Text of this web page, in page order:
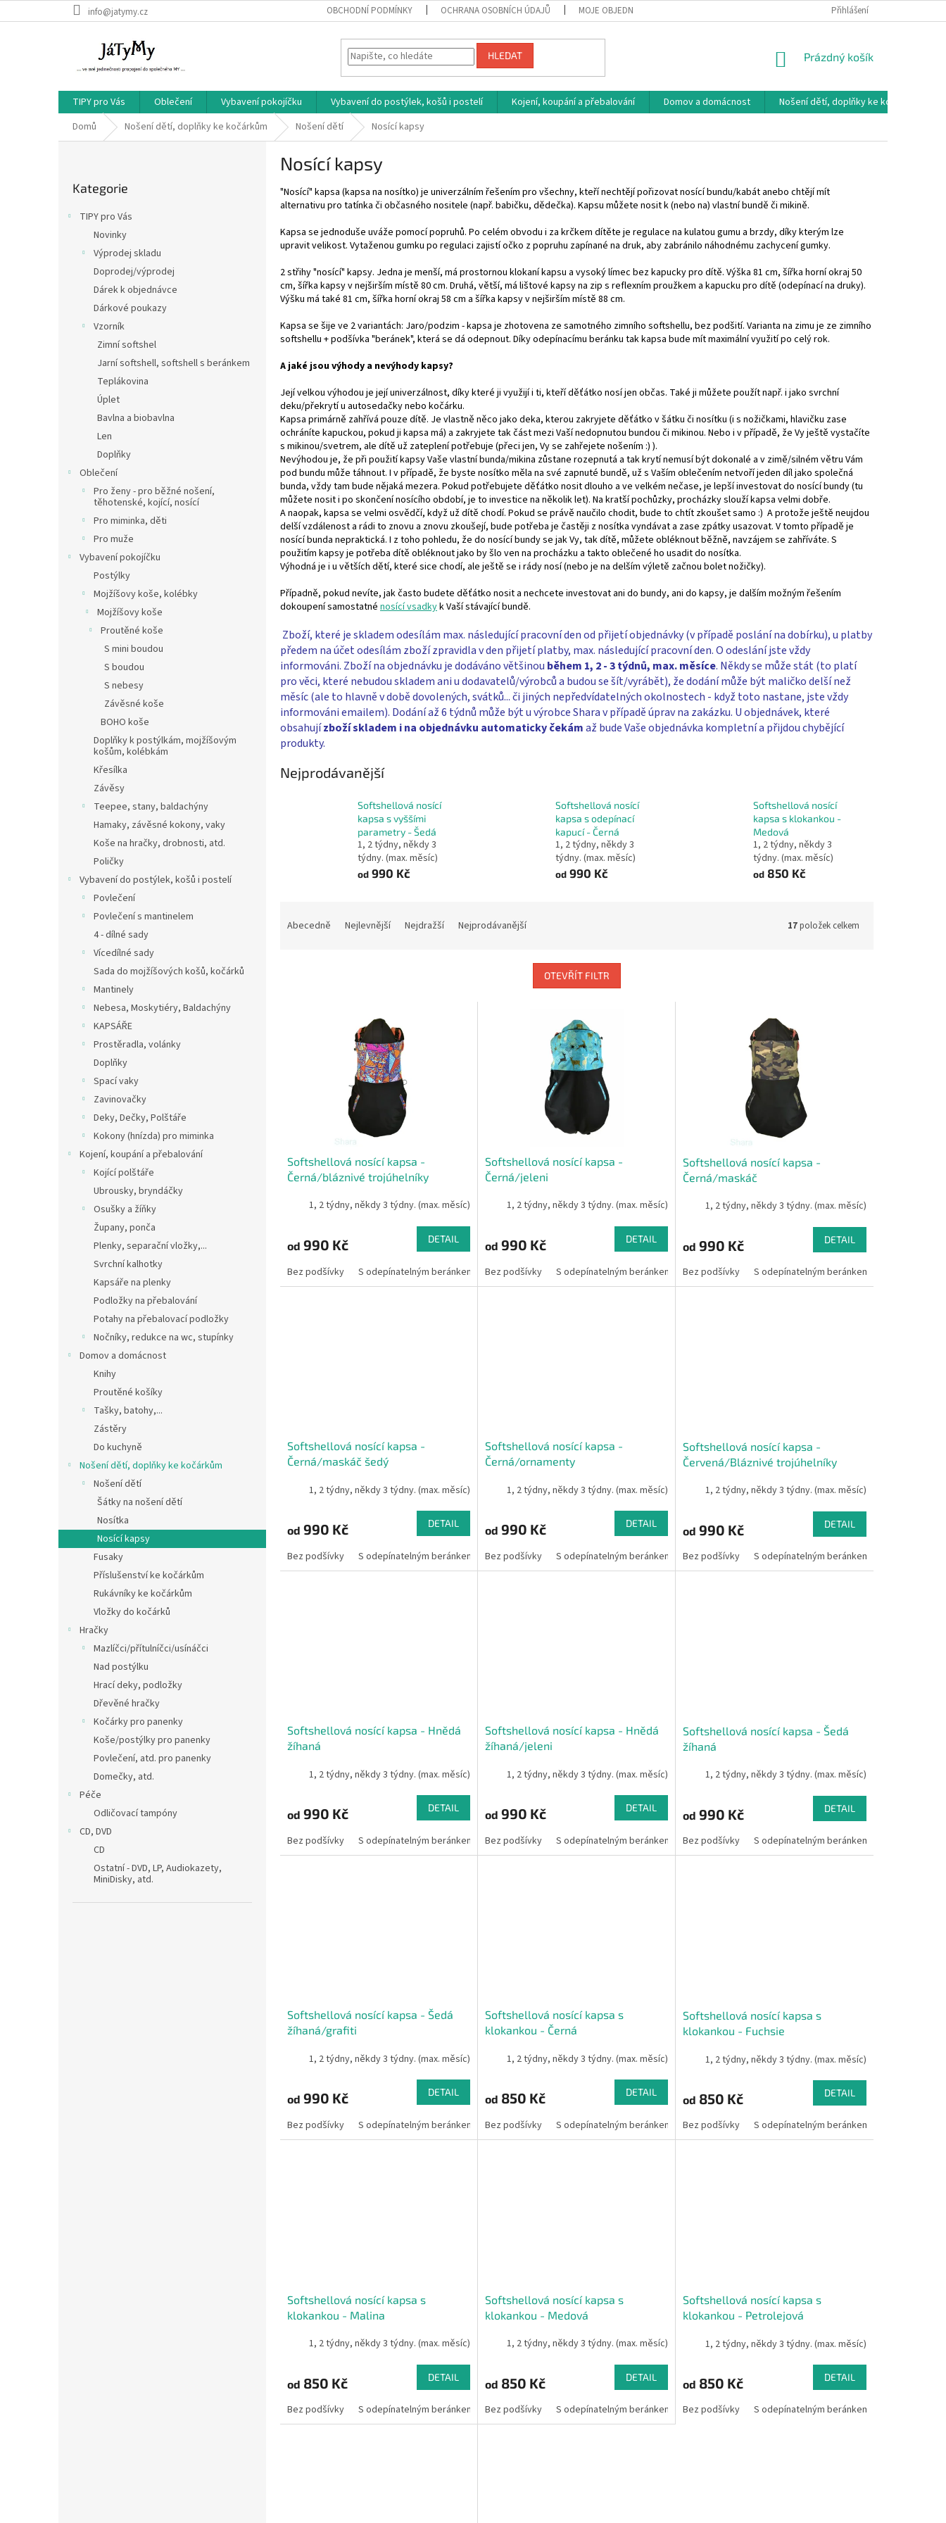
na
info@jatymy.cz OBCHODNÍ PODMÍNKY OCHRANA OSOBNÍCH ÚDAJŮ MOJE OBJEDNÁVKA DOPRAVA, PLATBY A
Přihlášení
HLEDAT
NÁKUPNÍ
Prázdný košík
TIPY pro Vás Oblečení Vybavení pokojíčku Vybavení do postýlek, košů i postelí Kojení, koupání a přebalování Domov a domácnost
Nošení dětí, doplňky ke kočárkům
Domů
Nošení dětí, doplňky ke kočárkům Nošení dětí Nosící kapsy
kategorie
Kategorie
TIPY pro Vás
Novinky
Výprodej skladu
Doprodej/výprodej
Dárek k objednávce
Dárkové poukazy
Vzorník
Zimní softshel
Jarní softshell, softshell s beránkem
Teplákovina
Úplet
Bavlna a biobavlna
Len
Doplňky
Oblečení
Pro ženy - pro běžné nošení,
těhotenské, kojící, nosící
Pro miminka, děti
Pro muže
Vybavení pokojíčku
Postýlky
Mojžíšovy koše, kolébky
Mojžíšovy koše
Proutěné koše
S mini boudou
S boudou
S nebesy
Závěsné koše
BOHO koše
Doplňky k postýlkám, mojžíšovým
košům, kolébkám
Křesílka
Závěsy
Teepee, stany, baldachýny
Hamaky, závěsné kokony, vaky
Koše na hračky, drobnosti, atd.
Poličky
Vybavení do postýlek, košů i postelí
Povlečení
Povlečení s mantinelem
4 - dílné sady
Vícedílné sady
Sada do mojžíšových košů, kočárků
Mantinely
Nebesa, Moskytiéry, Baldachýny
KAPSÁŘE
Prostěradla, volánky
Doplňky
Spací vaky
Zavinovačky
Deky, Dečky, Polštáře
Kokony (hnízda) pro miminka
Kojení, koupání a přebalování
Kojící polštáře
Ubrousky, bryndáčky
Osušky a žíňky
Župany, ponča
Plenky, separační vložky,...
Svrchní kalhotky
Kapsáře na plenky
Podložky na přebalování
Potahy na přebalovací podložky
Nočníky, redukce na wc, stupínky
Domov a domácnost
Knihy
Proutěné košíky
Tašky, batohy,...
Zástěry
Do kuchyně
Nošení dětí, doplňky ke kočárkům
Nošení dětí
Šátky na nošení dětí
Nosítka
Nosící kapsy
Fusaky
Příslušenství ke kočárkům
Rukávníky ke kočárkům
Vložky do kočárků
Hračky
Mazlíčci/přítulníčci/usínáčci
Nad postýlku
Hrací deky, podložky
Dřevěné hračky
Kočárky pro panenky
Koše/postýlky pro panenky
Povlečení, atd. pro panenky
Domečky, atd.
Péče
Odličovací tampóny
CD, DVD
CD
Ostatní - DVD, LP, Audiokazety,
MiniDisky, atd.
Nosící kapsy
"Nosící" kapsa (kapsa na nosítko) je univerzálním řešením pro všechny, kteří nechtějí pořizovat nosící bundu/kabát anebo chtějí mít
alternativu pro tatínka či občasného nositele (např. babičku, dědečka). Kapsu můžete nosit k (nebo na) vlastní bundě či mikině.
Kapsa se jednoduše uváže pomocí popruhů. Po celém obvodu i za krčkem dítěte je regulace na kulatou gumu a brzdy, díky kterým lze
upravit velikost. Vytaženou gumku po regulaci zajistí očko z popruhu zapínané na druk, aby zabránilo náhodnému zachycení gumky.
2 střihy "nosící" kapsy. Jedna je menší, má prostornou klokaní kapsu a vysoký límec bez kapucky pro dítě. Výška 81 cm, šířka horní okraj 50
cm, šířka kapsy v nejširším místě 80 cm. Druhá, větší, má lištové kapsy na zip s reflexním proužkem a kapucku pro dítě (odepínací na druky).
Výšku má také 81 cm, šířka horní okraj 58 cm a šířka kapsy v nejširším místě 88 cm.
Kapsa se šije ve 2 variantách: Jaro/podzim - kapsa je zhotovena ze samotného zimního softshellu, bez podšití. Varianta na zimu je ze zimního
softshellu + podšívka "beránek", která se dá odepnout. Díky odepínacímu beránku tak kapsa bude mít maximální využití po celý rok.
A jaké jsou výhody a nevýhody kapsy?
Její velkou výhodou je její univerzálnost, díky které ji využijí i ti, kteří děťátko nosí jen občas. Také ji můžete použít např. i jako svrchní
deku/překrytí u autosedačky nebo kočárku.
Kapsa primárně zahřívá pouze dítě. Je vlastně něco jako deka, kterou zakryjete děťátko v šátku či nosítku (i s nožičkami, hlavičku zase
ochráníte kapuckou, pokud ji kapsa má) a zakryjete tak část mezi Vaší nedopnutou bundou či mikinou. Nebo i v případě, že Vy ještě vystačíte
s mikinou/svetrem, ale dítě už zateplení potřebuje (přeci jen, Vy se zahřejete nošením :) ).
Nevýhodou je, že při použití kapsy Vaše vlastní bunda/mikina zůstane rozepnutá a tak krytí nemusí být dokonalé a v zimě/silném větru Vám
pod bundu může táhnout. I v případě, že byste nosítko měla na své zapnuté bundě, už s Vaším oblečením netvoří jeden díl jako společná
bunda, vždy tam bude nějaká mezera. Pokud potřebujete děťátko nosit dlouho a ve velkém nečase, je lepší investovat do nosící bundy (tu
můžete nosit i po skončení nosícího období, je to investice na několik let). Na kratší pochůzky, procházky slouží kapsa velmi dobře.
A naopak, kapsa se velmi osvědčí, když už dítě chodí. Pokud se právě naučilo chodit, bude to chtít zkoušet samo :) A protože ještě neujdou
delší vzdálenost a rádi to znovu a znovu zkoušejí, bude potřeba je častěji z nosítka vyndávat a zase zpátky usazovat. V tomto případě je
nosící bunda nepraktická. I z toho pohledu, že do nosící bundy se jak Vy, tak dítě, můžete obléknout běžně, navzájem se zahříváte. S
použitím kapsy je potřeba dítě obléknout jako by šlo ven na procházku a takto oblečené ho usadit do nosítka.
Výhodná je i u větších dětí, které sice chodí, ale ještě se i rády nosí (nebo je na delším výletě začnou bolet nožičky).
Případně, pokud nevíte, jak často budete děťátko nosit a nechcete investovat ani do bundy, ani do kapsy, je dalším možným řešením
dokoupení samostatné nosící vsadkyk Vaší stávající bundě.
Zboží, které je skladem odesílám max. následující pracovní den od přijetí objednávky (v případě poslání na dobírku), u platby
předem na účet odesílám zboží zpravidla v den přijetí platby, max. následující pracovní den. O odeslání jste vždy
informováni. Zboží na objednávku je dodáváno většinou během 1, 2 - 3 týdnů, max. měsíce. Někdy se může stát (to platí
pro věci, které nebudou skladem ani u dodavatelů/výrobců a budou se šít/vyrábět), že dodání může být maličko delší než
měsíc (ale to hlavně v době dovolených, svátků... či jiných nepředvídatelných okolnostech - když toto nastane, jste vždy
informováni emailem). Dodání až 6 týdnů může být u výrobce Shara v případě úprav na zakázku. U objednávek, které
obsahujízboží skladem i na objednávku automaticky čekámaž bude Vaše objednávka kompletní a přijdou chybějící
produkty.
Nejprodávanější
Softshellová nosící
kapsa s vyššími
parametry - Šedá
1, 2 týdny, někdy 3
týdny. (max. měsíc)
od 990 Kč
Softshellová nosící
kapsa s odepínací
kapucí - Černá
1, 2 týdny, někdy 3
týdny. (max. měsíc)
od990 Kč
Softshellová nosící
kapsa s klokankou -
Medová
1, 2 týdny, někdy 3
týdny. (max. měsíc)
od850 Kč
Abecedně Nejlevnější Nejdražší Nejprodávanější 17položek celkem
OTEVŘÍT FILTR
Softshellová nosící kapsa -
Černá/bláznivé trojúhelníky
1, 2 týdny, někdy 3 týdny. (max. měsíc)
od 990 Kč DETAIL
Bez podšívky S odepínatelným beránkem
Softshellová nosící kapsa -
Černá/jeleni
1, 2 týdny, někdy 3 týdny. (max. měsíc)
od 990 Kč DETAIL
Bez podšívky S odepínatelným beránkem
Softshellová nosící kapsa -
Černá/maskáč
1, 2 týdny, někdy 3 týdny. (max. měsíc)
od 990 Kč DETAIL
Bez podšívky S odepínatelným beránkem
Softshellová nosící kapsa -
Černá/maskáč šedý
1, 2 týdny, někdy 3 týdny. (max. měsíc)
od 990 Kč DETAIL
Bez podšívky S odepínatelným beránkem
Softshellová nosící kapsa -
Černá/ornamenty
1, 2 týdny, někdy 3 týdny. (max. měsíc)
od 990 Kč DETAIL
Bez podšívky S odepínatelným beránkem
Softshellová nosící kapsa -
Červená/Bláznivé trojúhelníky
1, 2 týdny, někdy 3 týdny. (max. měsíc)
od 990 Kč DETAIL
Bez podšívky S odepínatelným beránkem
Softshellová nosící kapsa - Hnědá
žíhaná
1, 2 týdny, někdy 3 týdny. (max. měsíc)
od 990 Kč DETAIL
Bez podšívky S odepínatelným beránkem
Softshellová nosící kapsa - Hnědá
žíhaná/jeleni
1, 2 týdny, někdy 3 týdny. (max. měsíc)
od 990 Kč DETAIL
Bez podšívky S odepínatelným beránkem
Softshellová nosící kapsa - Šedá
žíhaná
1, 2 týdny, někdy 3 týdny. (max. měsíc)
od 990 Kč DETAIL
Bez podšívky S odepínatelným beránkem
Softshellová nosící kapsa - Šedá
žíhaná/grafiti
1, 2 týdny, někdy 3 týdny. (max. měsíc)
od 990 Kč DETAIL
Bez podšívky S odepínatelným beránkem
Softshellová nosící kapsa s
klokankou - Černá
1, 2 týdny, někdy 3 týdny. (max. měsíc)
od 850 Kč DETAIL
Bez podšívky S odepínatelným beránkem
Softshellová nosící kapsa s
klokankou - Fuchsie
1, 2 týdny, někdy 3 týdny. (max. měsíc)
od 850 Kč DETAIL
Bez podšívky S odepínatelným beránkem
Softshellová nosící kapsa s
klokankou - Malina
1, 2 týdny, někdy 3 týdny. (max. měsíc)
od 850 Kč DETAIL
Bez podšívky S odepínatelným beránkem
Softshellová nosící kapsa s
klokankou - Medová
1, 2 týdny, někdy 3 týdny. (max. měsíc)
od 850 Kč DETAIL
Bez podšívky S odepínatelným beránkem
Softshellová nosící kapsa s
klokankou - Petrolejová
1, 2 týdny, někdy 3 týdny. (max. měsíc)
od 850 Kč DETAIL
Bez podšívky S odepínatelným beránkem